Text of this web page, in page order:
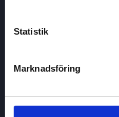
Statistik
Marknadsföring
OmAktiekampen